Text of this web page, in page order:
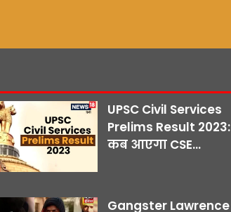
UPSC Civil Services
Prelims Result 2023:
कब आएगा CSE...
Gangster Lawrence